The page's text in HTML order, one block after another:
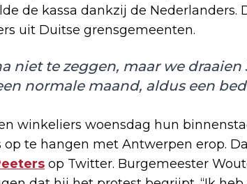
de kassa dankzij de Nederlanders.
uit Duitse grensgemeenten.
niet te zeggen, maar we draaien
normale maand, aldus een
winkeliers woensdag hun
te hangen met Antwerpen erop.
op Twitter. Burgemeester